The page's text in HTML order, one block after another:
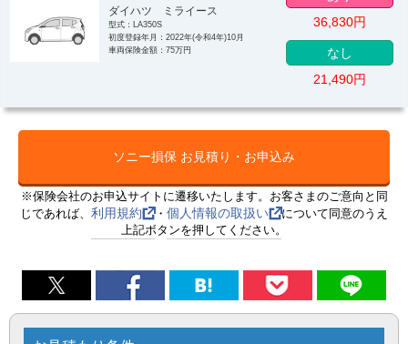
ダイハツ ミライース
型式：LA350S
初度登録年月：2022年(令和4年)10月
車両保険金額：75万円
36,830円
なし
21,490円
ソニー損保 お見積り・お申込み
※保険会社のお申込サイトに遷移いたします。お客さまのご意向と同
じであれば、 利用規約 ・ 個人情報の取扱い
について同意のうえ
上記ボタンを押してください。